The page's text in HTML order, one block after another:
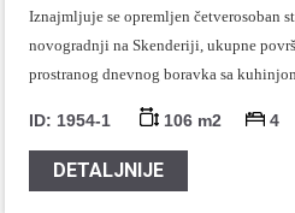
Iznajmljuje se opremljen četverosoban
novogradnji na Skenderiji, ukupne
prostranog dnevnog boravka sa
ID: 1954-1 106 m2 4
DETALJNIJE